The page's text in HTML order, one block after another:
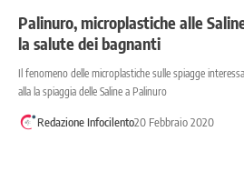
Palinuro, microplastiche alle
la salute dei bagnanti
Il fenomeno delle microplastiche sulle spiagge
alla la spiaggia delle Saline a Palinuro
Redazione Infocilento20 Febbraio 2020